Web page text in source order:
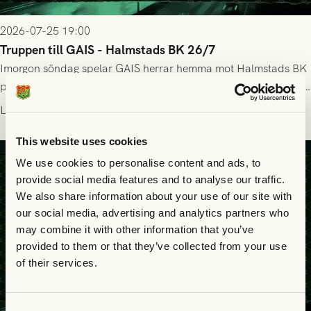
This website uses cookies
We use cookies to personalise content and ads, to
provide social media features and to analyse our traffic.
We also share information about your use of our site with
our social media, advertising and analytics partners who
may combine it with other information that you’ve
provided to them or that they’ve collected from your use
of their services.
2026-07-25 19:00
Truppen till GAIS - Halmstads BK 26/7
Imorgon söndag spelar GAIS herrar hemma mot Halmstads BK
på Gamla Ullevi med avspark kl 16.30! Fredrik Holmberg och
ledarstaben har tagit ut följande trupp till matchen:
Läs mer